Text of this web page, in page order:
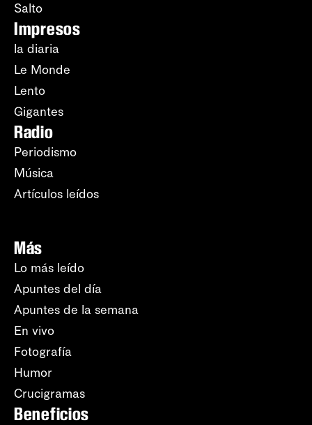
Salto
Impresos
la diaria
Le Monde
Lento
Gigantes
Radio
Periodismo
Música
Artículos leídos
Más
Lo más leído
Apuntes del día
Apuntes de la semana
En vivo
Fotografía
Humor
Crucigramas
Beneficios